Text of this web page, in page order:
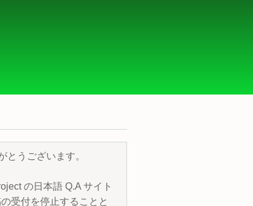
うございます。
の日本語 Q.A サイト
受付を停止することと